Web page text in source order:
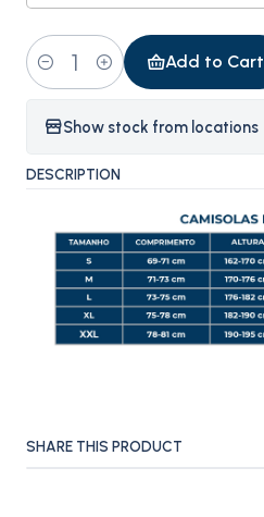
Quantity
Add to Cart
Show stock from locations
DESCRIPTION
SHARE THIS PRODUCT